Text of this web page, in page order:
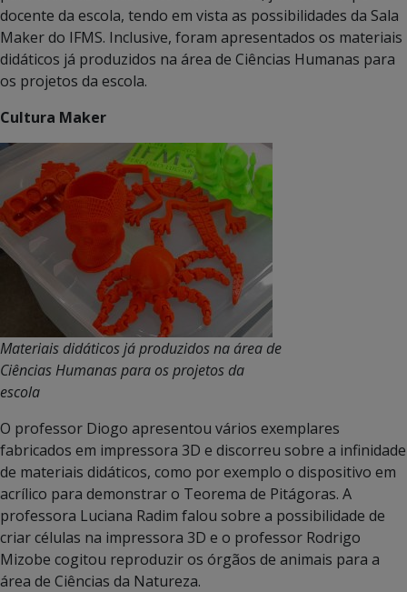
docente da escola, tendo em vista as possibilidades da Sala
Maker do IFMS. Inclusive, foram apresentados os materiais
didáticos já produzidos na área de Ciências Humanas para
os projetos da escola.
Cultura Maker
Materiais didáticos já produzidos na área de
Ciências Humanas para os projetos da
escola
O professor Diogo apresentou vários exemplares
fabricados em impressora 3D e discorreu sobre a infinidade
de materiais didáticos, como por exemplo o dispositivo em
acrílico para demonstrar o Teorema de Pitágoras. A
professora Luciana Radim falou sobre a possibilidade de
criar células na impressora 3D e o professor Rodrigo
Mizobe cogitou reproduzir os órgãos de animais para a
área de Ciências da Natureza.